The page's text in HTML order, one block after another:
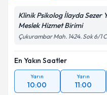
Klinik Psikolog İlayda Sezer
Meslek Hizmet Birimi
Çukurambar Mah. 1424. Sok 6/1
En Yakın Saatler
Yarın
10:00
Yarın
11:00